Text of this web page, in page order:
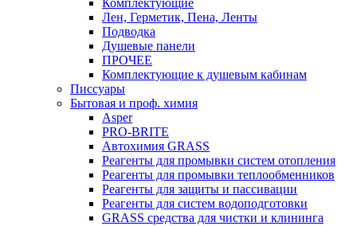
Комплектующие
Лен, Герметик, Пена, Ленты
Подводка
Душевые панели
ПРОЧЕЕ
Комплектующие к душевым кабинам
Писсуары
Бытовая и проф. химия
Asper
PRO-BRITE
Автохимия GRASS
Реагенты для промывки систем отопления
Реагенты для промывки теплообменников
Реагенты для защиты и пассивации
Реагенты для систем водоподготовки
GRASS средства для чистки и клининга